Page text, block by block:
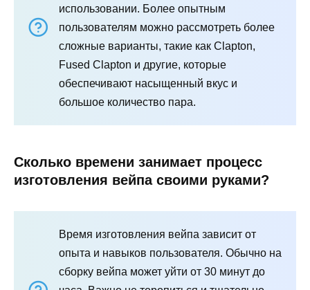
использовании. Более опытным
пользователям можно рассмотреть более
сложные варианты, такие как Clapton,
Fused Clapton и другие, которые
обеспечивают насыщенный вкус и
большое количество пара.
Сколько времени занимает процесс
изготовления вейпа своими руками?
Время изготовления вейпа зависит от
опыта и навыков пользователя. Обычно на
сборку вейпа может уйти от 30 минут до